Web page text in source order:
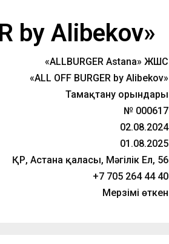
by Alibekov»
«ALLBURGER Astana» ЖШC
«ALL OFF BURGER by Alibekov»
Тамақтану орындары
№ 000617
02.08.2024
01.08.2025
ҚР, Астана қаласы, Мәңгілік Ел, 56
+7 705 264 44 40
Мерзімі өткен